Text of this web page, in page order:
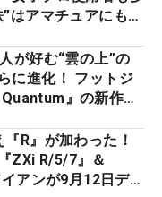
はアマチュアにもオ
が好む“雲の上”の
に進化！ フットジ
』の新作を
『R』が加わった！
ZXi R/5/7』＆
イアンが9月12日デ